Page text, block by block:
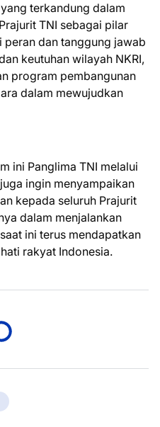
terkandung dalam
TNI sebagai pilar
peran dan tanggung jawab
keutuhan wilayah NKRI,
program pembangunan
dalam mewujudkan
ini Panglima TNI melalui
ingin menyampaikan
kepada seluruh Prajurit
dalam menjalankan
ini terus mendapatkan
rakyat Indonesia.